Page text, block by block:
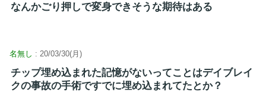
なんかごり押しで変身できそうな期待はある
名無し : 20/03/30(月)
チップ埋め込まれた記憶がないってことはデイブレイ
クの事故の手術ですでに埋め込まれてたとか？